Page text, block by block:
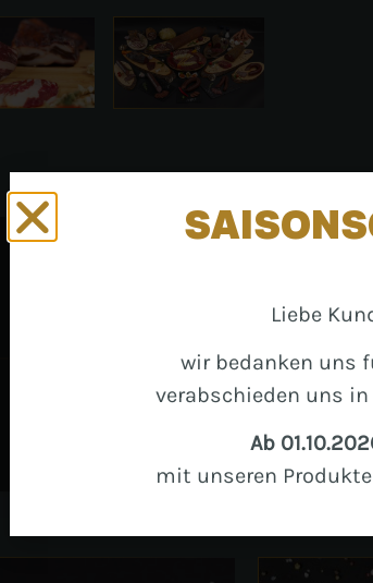
Liebe
wir bedanken uns
verabschieden uns
Ab
mit unseren